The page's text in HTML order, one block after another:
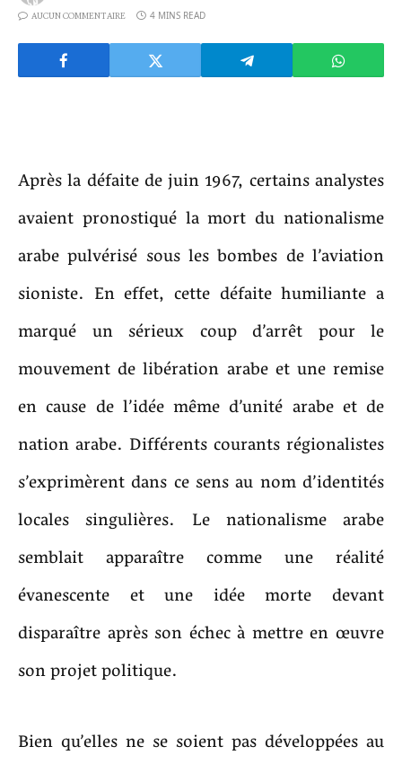
AUCUN COMMENTAIRE 4 MINS READ
Après la défaite de juin 1967, certains analystes
avaient pronostiqué la mort du nationalisme
arabe pulvérisé sous les bombes de l’aviation
sioniste. En effet, cette défaite humiliante a
marqué un sérieux coup d’arrêt pour le
mouvement de libération arabe et une remise
en cause de l’idée même d’unité arabe et de
nation arabe. Différents courants régionalistes
s’exprimèrent dans ce sens au nom d’identités
locales singulières. Le nationalisme arabe
semblait apparaître comme une réalité
évanescente et une idée morte devant
disparaître après son échec à mettre en œuvre
son projet politique.
Bien qu’elles ne se soient pas développées au